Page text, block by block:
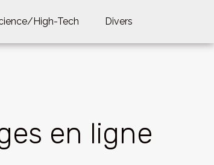
High-Tech Divers
en ligne